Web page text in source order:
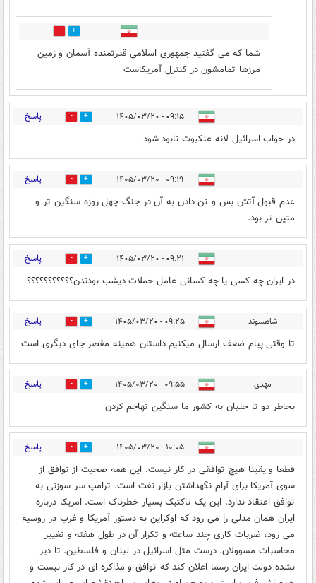
1
شما که می گفتید جمهوری اسلامی قدرتمنده آسمان و زمین
مرزها تمامشون در کنترل آمریکاست
۰۹:۱۵ - ۱۴۰۵/۰۳/۲۰ 0 پاسخ
در جواب اسرائیل لانه عنکبوت نابود شود
۰۹:۱۹ - ۱۴۰۵/۰۳/۲۰ 0 پاسخ
عدم قبول آتش بس و تن دادن به آن در جنگ چهل روزه سنگین تر و
متین تر بود.
۰۹:۲۱ - ۱۴۰۵/۰۳/۲۰ 1 پاسخ
در ایران چه کسی یا چه کسانی عامل حملات دیشب بودندن؟؟؟؟؟؟؟؟؟؟؟
شاهسوند ۰۹:۲۵ - ۱۴۰۵/۰۳/۲۰ 2 پاسخ
تا وقتی پیام ضعف ارسال میکنیم داستان همینه مقصر جای دیگری است
مهدی ۰۹:۵۵ - ۱۴۰۵/۰۳/۲۰ 0 پاسخ
بخاطر دو تا خلبان به کشور ما سنگین تهاجم کردن
۱۰:۰۵ - ۱۴۰۵/۰۳/۲۰ 22 پاسخ
قطعا و یقینا هیچ توافقی در کار نیست. این همه صحبت از توافق از
سوی آمریکا برای آرام نگهداشتن بازار نفت است. ترامپ سر سوزنی به
توافق اعتقاد ندارد. این یک تاکتیک بسیار خطرناک است. امریکا درباره
ایران همان مدلی را می رود که اوکراین به دستور آمریکا و غرب در روسیه
می رود، ضربات کاری چند ساعته و تکرار آن در طول هفته و تغییر
محاسبات مسوولان. درست مثل اسرائیل در لبنان و فلسطین. تا دیر
نشده دولت ایران رسما اعلان کند که توافق و مذاکره ای در کار نیست و